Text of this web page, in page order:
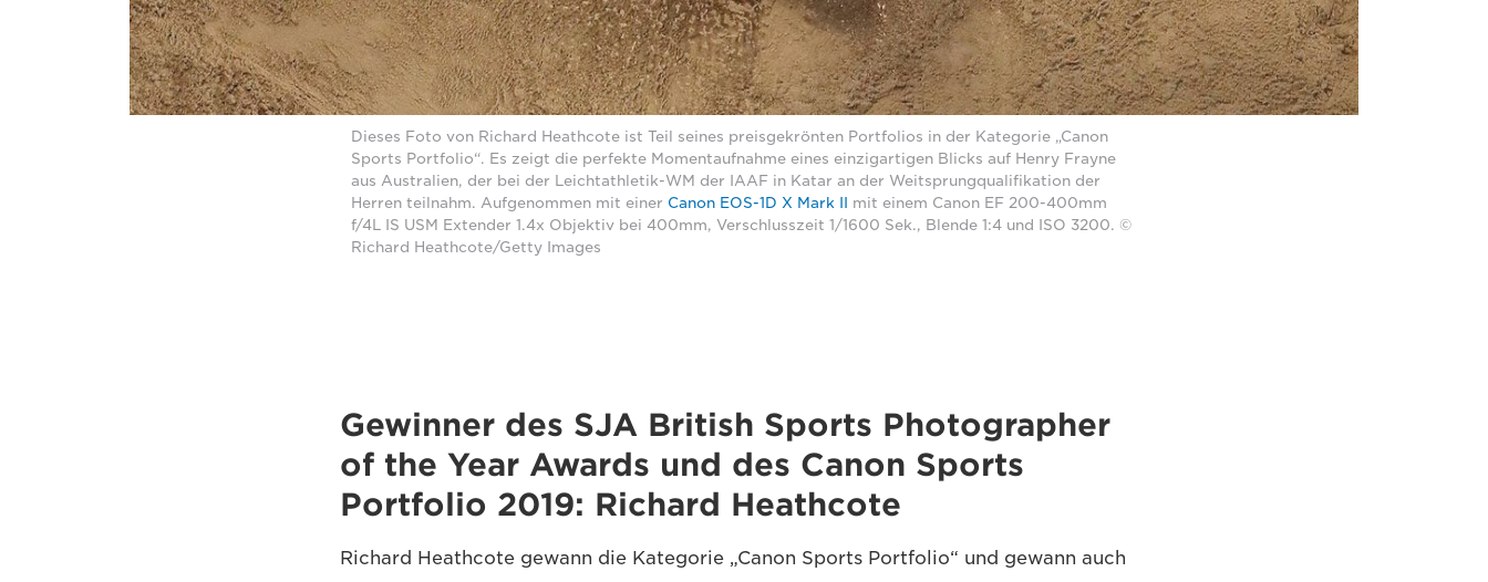
Dieses Foto von Richard Heathcote ist Teil seines preisgekrönten Portfolios in der Kategorie „Canon
Sports Portfolio“. Es zeigt die perfekte Momentaufnahme eines einzigartigen Blicks auf Henry Frayne
aus Australien, der bei der Leichtathletik-WM der IAAF in Katar an der Weitsprungqualifikation der
Herren teilnahm. Aufgenommen mit einer Canon EOS-1D X Mark II
mit einem Canon EF 200-400mm
f/4L IS USM Extender 1.4x Objektiv bei 400mm, Verschlusszeit 1/1600 Sek., Blende 1:4 und ISO 3200. ©
Richard Heathcote/Getty Images
Gewinner des SJA British Sports Photographer
of the Year Awards und des Canon Sports
Portfolio 2019: Richard Heathcote
Richard Heathcote gewann die Kategorie „Canon Sports Portfolio“ und gewann auch